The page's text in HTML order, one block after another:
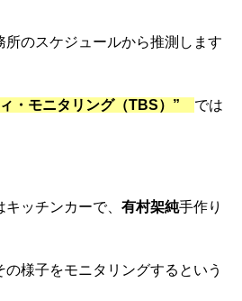
所のスケジュールから推測します
・モニタリング（TBS）” では
キッチンカーで、 有村架純手作り
の様子をモニタリングするという